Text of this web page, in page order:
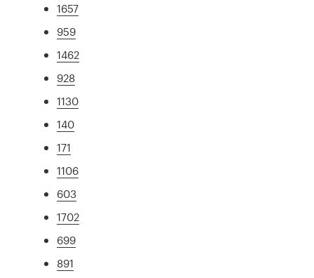
1657
959
1462
928
1130
140
171
1106
603
1702
699
891